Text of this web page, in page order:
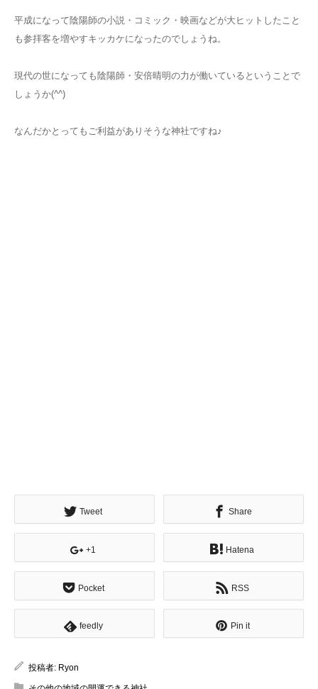
平成になって陰陽師の小説・コミック・映画などが大ヒットしたこと
も参拝客を増やすキッカケになったのでしょうね。
現代の世になっても陰陽師・安倍晴明の力が働いているということで
しょうか(^^)
なんだかとってもご利益がありそうな神社ですね♪
Tweet Share
+1 Hatena
Pocket RSS
feedly Pin it
投稿者: Ryon